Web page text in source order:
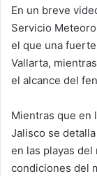
En un breve
Servicio
el que una
Vallarta,
el alcance del
Mientras que en
Jalisco se
en las playas
condiciones del